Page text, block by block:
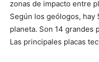
zonas de impacto entre
Según los geólogos, hay
planeta. Son 14 grandes
Las principales placas